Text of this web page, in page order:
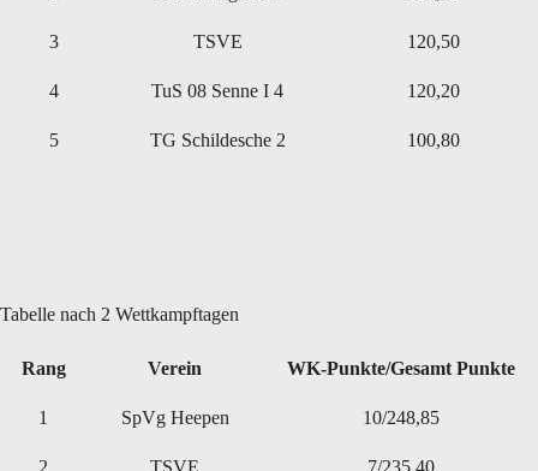
3 TSVE 120,50
4 TuS 08 Senne I 4 120,20
5 TG Schildesche 2 100,80
Tabelle nach 2 Wettkampftagen
Rang Verein WK-Punkte/Gesamt Punkte
1 SpVg Heepen 10/248,85
2 TSVE 7/235,40